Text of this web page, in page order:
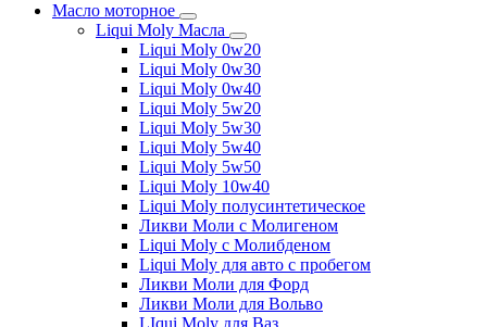
Масло моторное
Liqui Moly Масла
Liqui Moly 0w20
Liqui Moly 0w30
Liqui Moly 0w40
Liqui Moly 5w20
Liqui Moly 5w30
Liqui Moly 5w40
Liqui Moly 5w50
Liqui Moly 10w40
Liqui Moly полусинтетическое
Ликви Моли с Молигеном
Liqui Moly с Молибденом
Liqui Moly для авто с пробегом
Ликви Моли для Форд
Ликви Моли для Вольво
LIqui Moly для Ваз